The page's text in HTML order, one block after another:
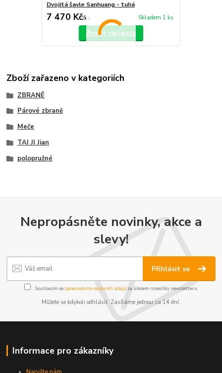
Dvojitá šavle Sanhuang - tuhá
7 470 Kč/ks Skladem 1 ks
Zvolit variantu
Zboží zařazeno v kategoriích
ZBRANĚ
Párové zbraně
Meče
TAI JI Jian
polopružné
Nepropásněte novinky, akce a
slevy!
Přihlásit se
Souhlasím se zpracováním osobních údajůza účelem rozesílky newsletteru.
Můžete se kdykoli odhlásit. Zasíláme jednou za 14 dní.
Informace pro zákazníky